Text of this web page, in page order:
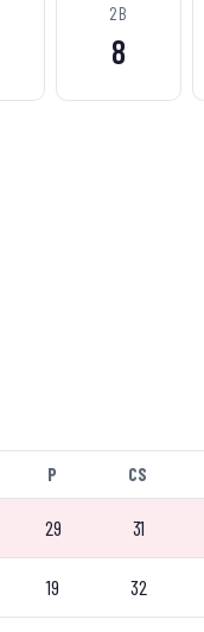
2B
8
P CS
29 31
19 32